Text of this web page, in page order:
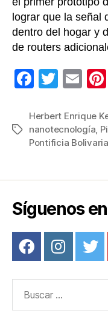
lograr que la señal
dentro del hogar y
de routers
F
c
e
o
k
T
tt
er
E
ail
Etiquetas
Herbert Enrique
nanotecnología
Pontificia
Síguenos